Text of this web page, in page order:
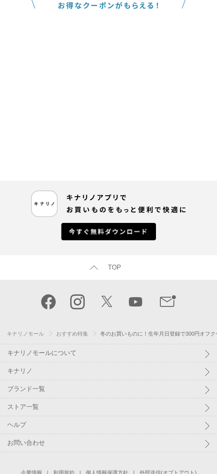
TOP
キナリノモール おすすめ特集 冬のお買いものに！生年月日登録で300円オフ
キナリノモールについて
キナリノ
ブランド一覧
ストア一覧
ヘルプ
お問い合わせ
企業情報 利用規約 個人情報保護方針 外部送信(オプトアウト)